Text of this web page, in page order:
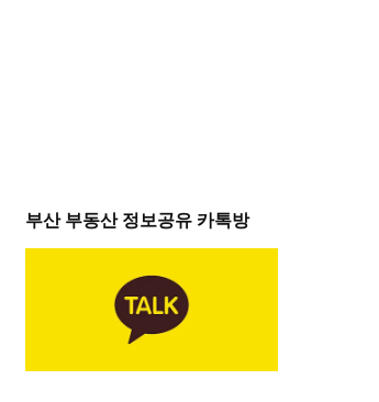
부산 부동산 정보공유 카톡방